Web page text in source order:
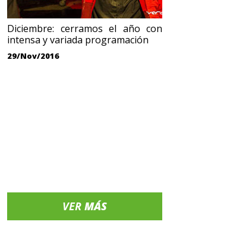
Diciembre: cerramos el año con
intensa y variada programación
29/Nov/2016
VER MÁS